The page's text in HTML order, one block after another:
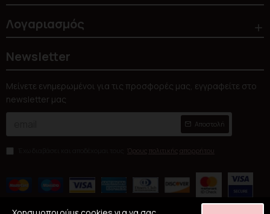
Λογαριασμός
Newsletter
Μείνετε ενημερωμένοι για τις προσφορές μας, εγγραφείτε στο
newsletter μας
Αποστολή
Όρους πολιτικής απορρήτου